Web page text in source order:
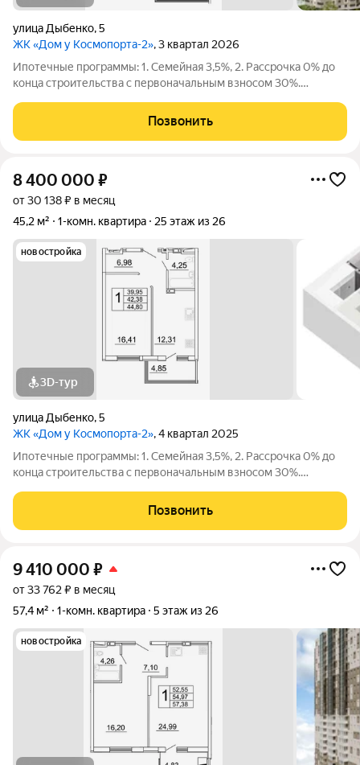
улица Дыбенко,5
ЖК «Дом у Космопорта-2», 3 квартал 2026
Ипотечные программы: 1. Семейная 3,5%, 2. Рассрочка 0% до
конца строительства с первоначальным взносом 30%.
комплексе «Дом у Космопорта 2»;. ЖК «Дом у Космопорта 2»
располагается в географическом
Позвонить
8 400 000 ₽
от 30 138 ₽ в месяц
45,2 м²
1-комн. квартира 25 этаж из 26
новостройка
3D-тур
улица Дыбенко,5
ЖК «Дом у Космопорта-2», 4 квартал 2025
Ипотечные программы: 1. Семейная 3,5%, 2. Рассрочка 0% до
конца строительства с первоначальным взносом 30%.
комплексе «Дом у Космопорта 2» ;. ЖК «Дом у Космопорта 2»
располагается в
Позвонить
9 410 000 ₽
от 33 762 ₽ в месяц
57,4 м²
1-комн. квартира 5 этаж из 26
новостройка